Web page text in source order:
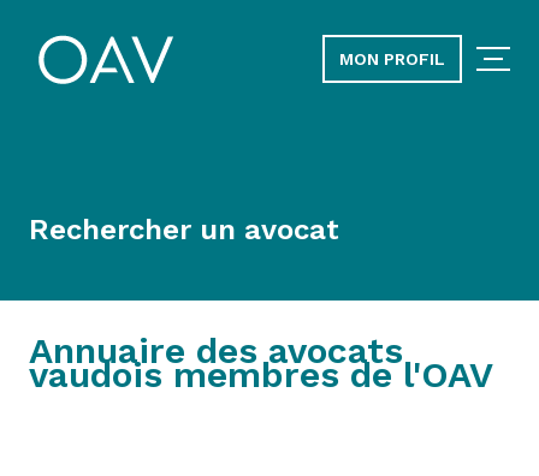
MON PROFIL
Rechercher un avocat
Annuaire des avocats
vaudois membres de l'OAV